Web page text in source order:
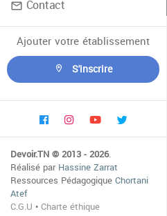
Contact
Ajouter votre établissement
S'inscrire
Devoir.TN © 2013 - 2026.
Réalisé parHassine Zarrat
Ressources PédagogiqueChortani
Atef
C.G.U •Charte éthique